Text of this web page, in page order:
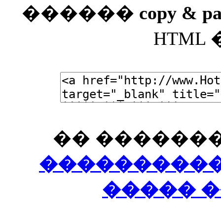
������ copy &
��
�����